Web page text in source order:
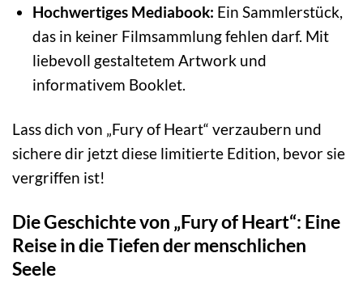
Hochwertiges Mediabook: Ein Sammlerstück,
das in keiner Filmsammlung fehlen darf. Mit
liebevoll gestaltetem Artwork und
informativem Booklet.
Lass dich von „Fury of Heart“ verzaubern und
sichere dir jetzt diese limitierte Edition, bevor sie
vergriffen ist!
Die Geschichte von „Fury of Heart“: Eine
Reise in die Tiefen der menschlichen
Seele